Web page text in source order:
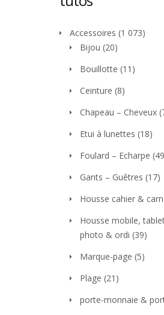
Accessoires (1 073)
Bijou (20)
Bouillotte (11)
Ceinture (8)
Chapeau – Cheveux
Etui à lunettes (18)
Foulard – Echarpe
Gants – Guêtres (17)
Housse cahier &
Housse mobile,
photo & ordi (39)
Marque-page (5)
Plage (21)
porte-monnaie &